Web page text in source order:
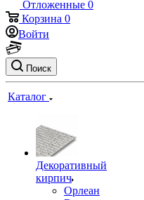
Отложенные 0
Корзина 0
Войти
Поиск
Каталог
Декоративный
кирпич
Орлеан